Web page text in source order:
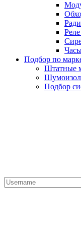
Подбор по
Штатные
Подбор